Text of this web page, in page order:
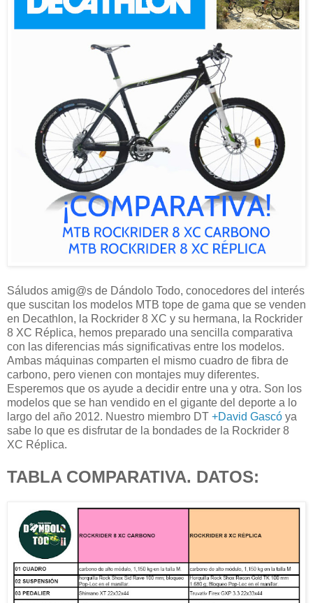
Sáludos amig@s de Dándolo Todo, conocedores del interés
que suscitan los modelos MTB tope de gama que se venden
en Decathlon, la Rockrider 8 XC y su hermana, la Rockrider
8 XC Réplica, hemos preparado una sencilla comparativa
con las diferencias más significativas entre los modelos.
Ambas máquinas comparten el mismo cuadro de fibra de
carbono, pero vienen con montajes muy diferentes.
Esperemos que os ayude a decidir entre una y otra. Son los
modelos que se han vendido en el gigante del deporte a lo
largo del año 2012. Nuestro miembro DT +David Gascó ya
sabe lo que es disfrutar de la bondades de la Rockrider 8
XC Réplica.
TABLA COMPARATIVA. DATOS: